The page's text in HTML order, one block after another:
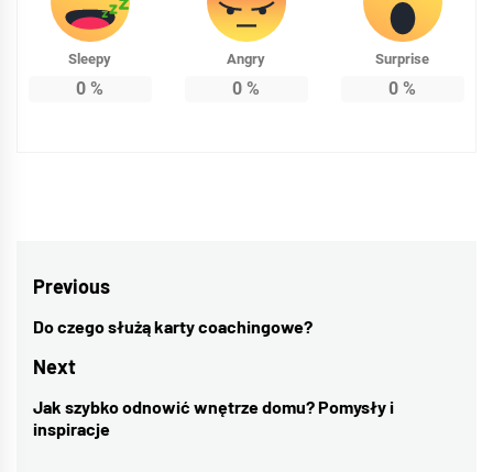
Sleepy
0 %
Angry
0 %
Surprise
0 %
Nawigacja
wpisu
Previous
Previous
post:
Do czego służą karty coachingowe?
Next
Next
post:
Jak szybko odnowić wnętrze domu? Pomysły i
inspiracje